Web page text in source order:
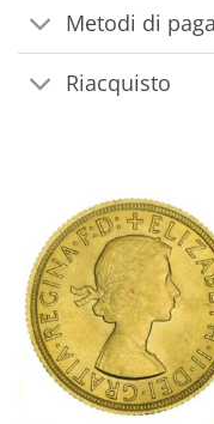
Metodi di
Riacquisto